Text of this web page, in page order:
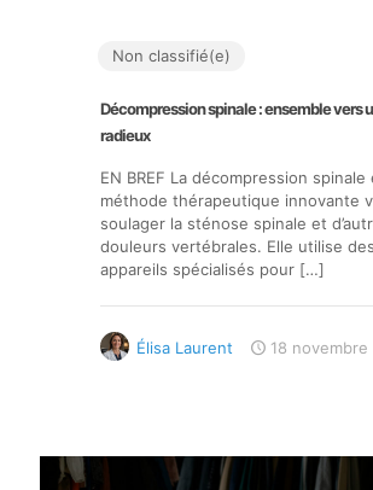
Non classifié(e)
Décompression spinale : ensemble vers
radieux
EN BREF La décompression spinale
méthode thérapeutique innovante
soulager la sténose spinale et
douleurs vertébrales. Elle utilise des
appareils spécialisés pour […]
Élisa Laurent 18 novembre